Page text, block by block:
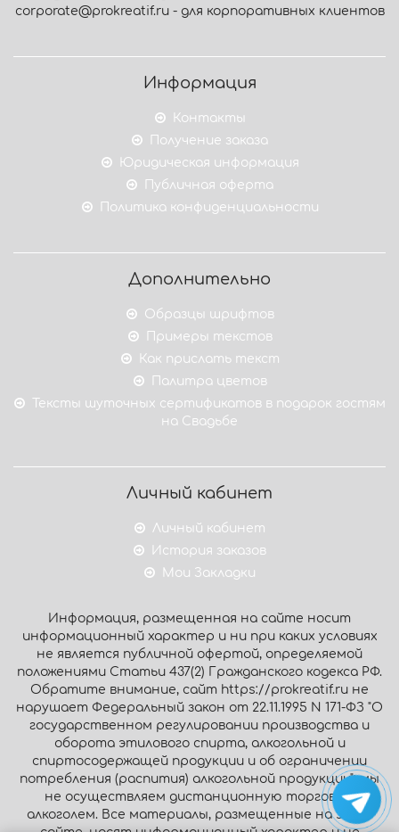
corporate@prokreatif.ru - для корпоративных клиентов
Информация
Контакты
Получение заказа
Юридическая информация
Публичная оферта
Политика конфиденциальности
Дополнительно
Образцы шрифтов
Примеры текстов
Как прислать текст
Палитра цветов
Тексты шуточных сертификатов в подарок гостям
на Свадьбе
Личный кабинет
Личный кабинет
История заказов
Мои Закладки
Информация, размещенная на сайте носит
информационный характер и ни при каких условиях
не является публичной офертой, определяемой
положениями Статьи 437(2) Гражданского кодекса РФ.
Обратите внимание, сайт https://prokreatif.ru не
нарушает Федеральный закон от 22.11.1995 N 171-ФЗ "О
государственном регулировании производства и
оборота этилового спирта, алкогольной и
спиртосодержащей продукции и об ограничении
потребления (распития) алкогольной продукции": мы
не осуществляем дистанционную торговлю
алкоголем. Все материалы, размещенные на этом